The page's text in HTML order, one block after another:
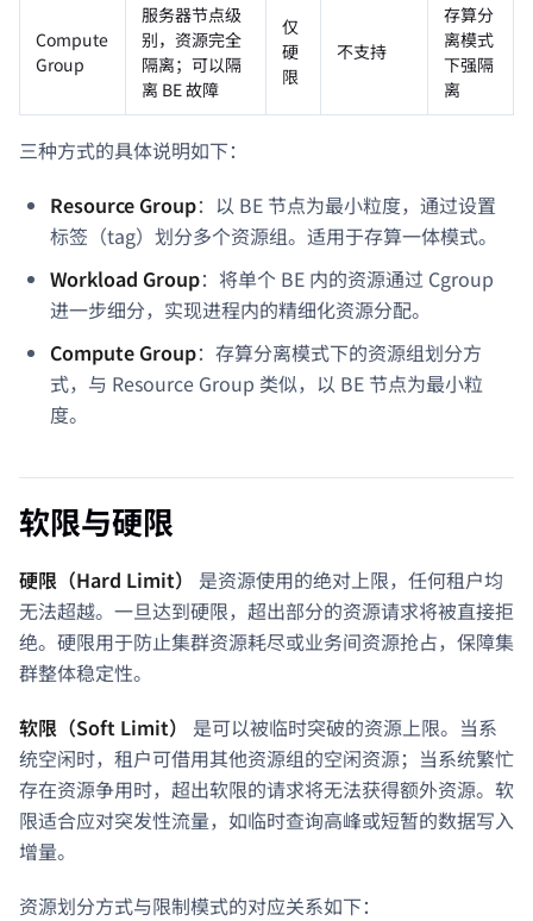
Compute
Group
服务器节点级
别，资源完全
隔离；可以隔
离 BE 故障
仅
硬
限
不支持
存算分
离模式
下强隔
离
三种方式的具体说明如下：
Resource Group：以 BE 节点为最小粒度，通过设置
标签（tag）划分多个资源组。适用于存算一体模式。
Workload Group：将单个 BE 内的资源通过 Cgroup
进一步细分，实现进程内的精细化资源分配。
Compute Group：存算分离模式下的资源组划分方
式，与 Resource Group 类似，以 BE 节点为最小粒
度。
软限与硬限
硬限（Hard Limit）
是资源使用的绝对上限，任何租户均
无法超越。一旦达到硬限，超出部分的资源请求将被直接拒
绝。硬限用于防止集群资源耗尽或业务间资源抢占，保障集
群整体稳定性。
软限（Soft Limit）
是可以被临时突破的资源上限。当系
统空闲时，租户可借用其他资源组的空闲资源；当系统繁忙
存在资源争用时，超出软限的请求将无法获得额外资源。软
限适合应对突发性流量，如临时查询高峰或短暂的数据写入
增量。
资源划分方式与限制模式的对应关系如下：